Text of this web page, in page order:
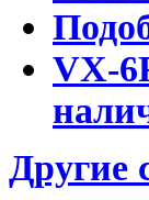
VX-
Другие